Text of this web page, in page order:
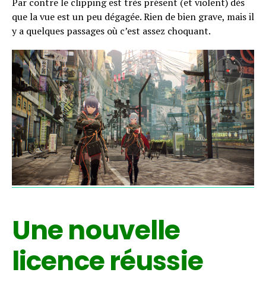
que la vue est un peu dégagée. Rien de bien grave, mais il
y a quelques passages où c’est assez choquant.
Une nouvelle
licence réussie